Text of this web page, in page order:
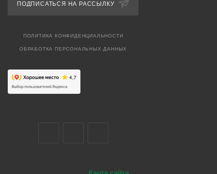
ПОДПИСАТЬСЯ НА РАССЫЛКУ
ПОЛИТИКА КОНФИДЕНЦИАЛЬНОСТИ
ОБРАБОТКА ПЕРСОНАЛЬНЫХ ДАННЫХ